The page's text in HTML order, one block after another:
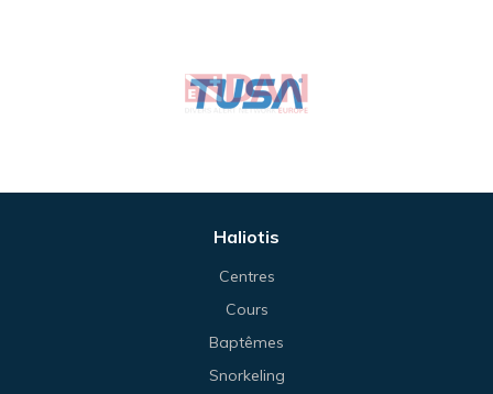
Haliotis
Centres
Cours
Baptêmes
Snorkeling